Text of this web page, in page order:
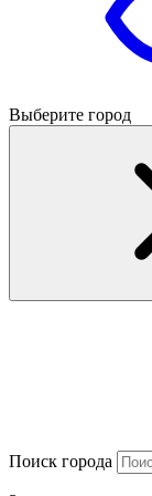
Выберите город
Поиск города